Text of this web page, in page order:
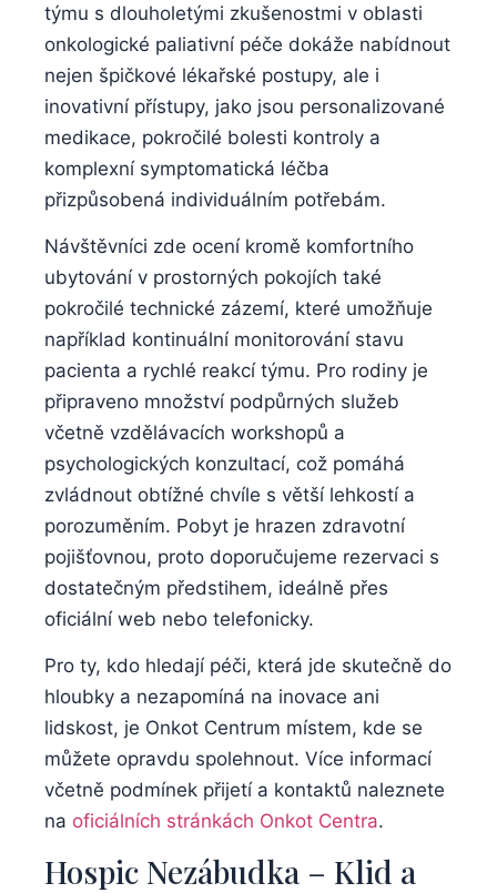
týmu s dlouholetými zkušenostmi v oblasti
onkologické paliativní péče dokáže nabídnout
nejen špičkové lékařské postupy, ale i
inovativní přístupy, jako jsou personalizované
medikace, pokročilé bolesti kontroly a
komplexní symptomatická léčba
přizpůsobená individuálním potřebám.
Návštěvníci zde ocení kromě komfortního
ubytování v prostorných pokojích také
pokročilé technické zázemí, které umožňuje
například kontinuální monitorování stavu
pacienta a rychlé reakcí týmu. Pro rodiny je
připraveno množství podpůrných služeb
včetně vzdělávacích workshopů a
psychologických konzultací, což pomáhá
zvládnout obtížné chvíle s větší lehkostí a
porozuměním. Pobyt je hrazen zdravotní
pojišťovnou, proto doporučujeme rezervaci s
dostatečným předstihem, ideálně přes
oficiální web nebo telefonicky.
Pro ty, kdo hledají péči, která jde skutečně do
hloubky a nezapomíná na inovace ani
lidskost, je Onkot Centrum místem, kde se
můžete opravdu spolehnout. Více informací
včetně podmínek přijetí a kontaktů naleznete
na oficiálních stránkách Onkot Centra.
Hospic Nezábudka – Klid a